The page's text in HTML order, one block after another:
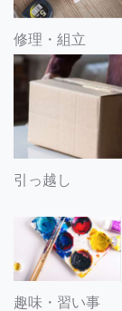
修理・組立
引っ越し
趣味・習い事